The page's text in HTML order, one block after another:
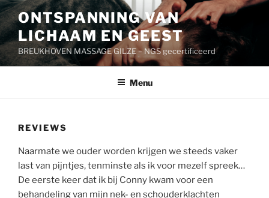
Ga
naar
de
inhoud
ONTSPANNING VAN
LICHAAM EN GEEST
BREUKHOVEN MASSAGE GILZE – NGS gecertificeerd
Menu
REVIEWS
Naarmate we ouder worden krijgen we steeds vaker
last van pijntjes, tenminste als ik voor mezelf spreek…
De eerste keer dat ik bij Conny kwam voor een
behandeling van mijn nek- en schouderklachten